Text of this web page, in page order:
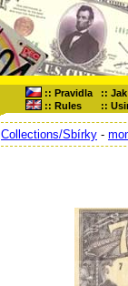
:: Pravidla ::
:: Rules ::
Collections/Sbírky -